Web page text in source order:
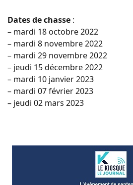
Dates de chasse :
– mardi 18 octobre 2022
– mardi 8 novembre 2022
– mardi 29 novembre 2022
– jeudi 15 décembre 2022
– mardi 10 janvier 2023
– mardi 07 février 2023
– jeudi 02 mars 2023